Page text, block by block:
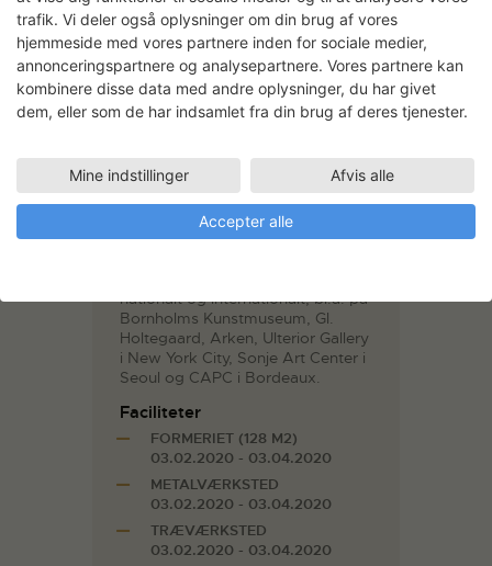
størrelsesforhold og valg af
materialer og medier. Med en
tilgang til naturen og
naturvidenskaben, der er ladet
med humor, umiddelbarhed og
intuition, skaber han skulpturer,
tegninger og levende
sig mellem det minutiøse og det
monstrøse, det traditionelle og det
ukonventionelle.
Inoue er uddannet på Det
nationalt og internationalt, bl.a. på
Bornholms Kunstmuseum, Gl.
Holtegaard, Arken, Ulterior Gallery
i New York City, Sonje Art Center i
Seoul og CAPC i Bordeaux.
Faciliteter
FORMERIET (128 M2)
03.02.2020 - 03.04.2020
METALVÆRKSTED
03.02.2020 - 03.04.2020
TRÆVÆRKSTED
03.02.2020 - 03.04.2020
trafik. Vi deler også oplysninger om din brug af vores
hjemmeside med vores partnere inden for sociale medier,
annonceringspartnere og analysepartnere. Vores partnere kan
kombinere disse data med andre oplysninger, du har givet
dem, eller som de har indsamlet fra din brug af deres tjenester.
Mine indstillinger Afvis alle
Accepter alle